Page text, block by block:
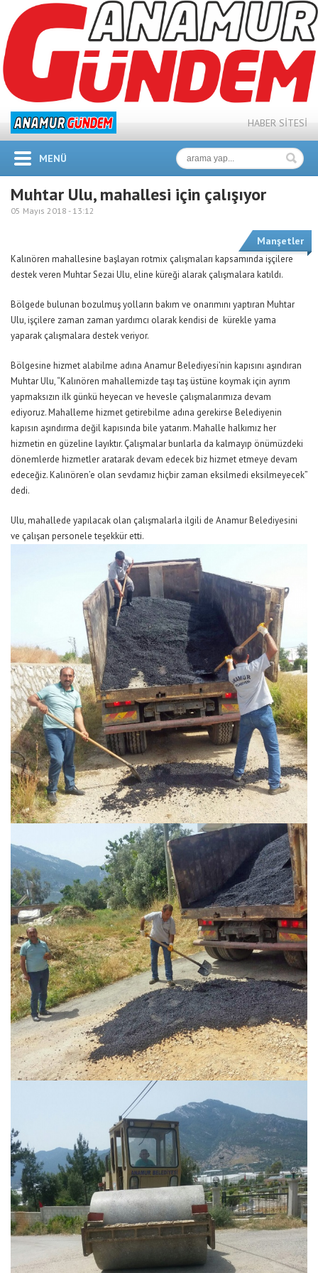
HABER SİTESİ
MENÜ
Muhtar Ulu, mahallesi için çalışıyor
05 Mayıs 2018 - 13:12
Manşetler
Kalınören mahallesine başlayan rotmix çalışmaları kapsamında işçilere
destek veren Muhtar Sezai Ulu, eline küreği alarak çalışmalara katıldı.
Bölgede bulunan bozulmuş yolların bakım ve onarımını yaptıran Muhtar
Ulu, işçilere zaman zaman yardımcı olarak kendisi de kürekle yama
yaparak çalışmalara destek veriyor.
Bölgesine hizmet alabilme adına Anamur Belediyesi’nin kapısını aşındıran
Muhtar Ulu, “Kalınören mahallemizde taşı taş üstüne koymak için ayrım
yapmaksızın ilk günkü heyecan ve hevesle çalışmalarımıza devam
ediyoruz. Mahalleme hizmet getirebilme adına gerekirse Belediyenin
kapısın aşındırma değil kapısında bile yatarım. Mahalle halkımız her
hizmetin en güzeline layıktır. Çalışmalar bunlarla da kalmayıp önümüzdeki
dönemlerde hizmetler aratarak devam edecek biz hizmet etmeye devam
edeceğiz. Kalınören’e olan sevdamız hiçbir zaman eksilmedi eksilmeyecek”
dedi.
Ulu, mahallede yapılacak olan çalışmalarla ilgili de Anamur Belediyesini
ve çalışan personele teşekkür etti.